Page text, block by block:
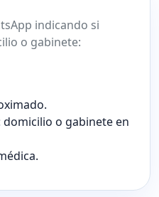
indicando si
o gabinete:
o gabinete en